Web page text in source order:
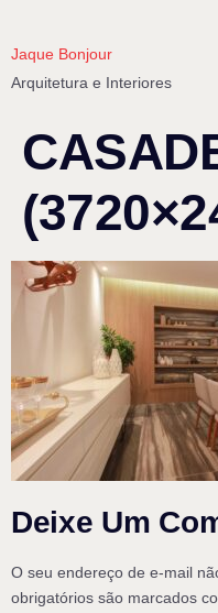
Jaque Bonjour
Arquitetura e Interiores
Deixe Um
O seu endereço de e-mail
obrigatórios são marcados